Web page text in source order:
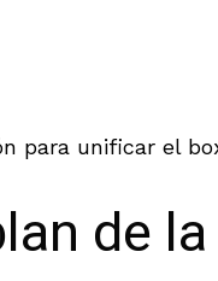
para unificar el
de